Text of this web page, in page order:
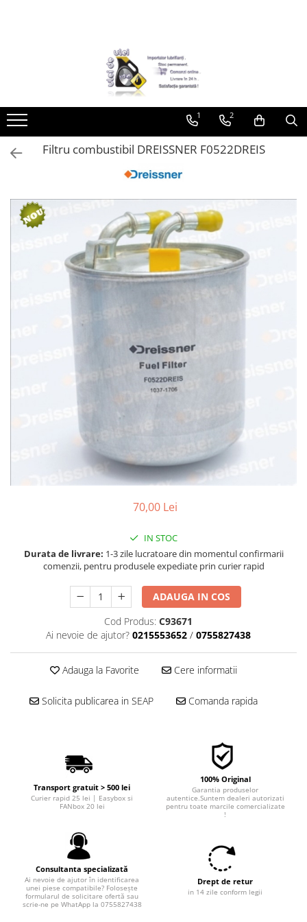
► Detailing si cosmetica
Curatare tapiterie auto
Curatare si intretinere piele
Plastice interioare
Curatare geamuri auto
Ceara auto
Sampon auto
Accesorii spalare si uscare
Restaurare faruri
Decontaminare vopsea
Dressing exterior
► Filtre auto
■ Accesorii filtre
■ Filtre habitaclu
■ Filtre epurator
■ Filtre agent racire
► Piese auto
Filtre agent racire
Accesorii filtre
Filtre ulei
Filtre aer
1 2
Filtru combustibil DREISSNER F0522DREIS
70,00 Lei
IN STOC
Durata de livrare: 1-3 zile lucratoare din momentul confirmarii
comenzii, pentru produsele expediate prin curier rapid
ADAUGA IN COS
Cod Produs: C93671
Ai nevoie de ajutor? 0215553652 / 0755827438
Adauga la Favorite Cere informatii
Solicita publicarea in SEAP Comanda rapida
Transport gratuit > 500 lei
Curier rapid 25 lei | Easybox si
FANbox 20 lei
100% Original
Garantia produselor
autentice.Suntem dealeri autorizati
pentru toate marcile comercializate
!
Consultanta specializată
Ai nevoie de ajutor în identificarea
unei piese compatibile? Folosește
formularul de solicitare ofertă sau
scrie-ne pe WhatApp la 0755827438
Drept de retur
in 14 zile conform legii